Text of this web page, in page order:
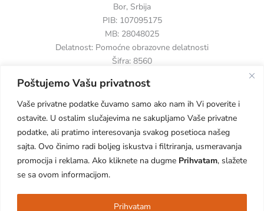
Poštujemo Vašu privatnost
Vaše privatne podatke čuvamo samo ako nam ih Vi poverite i
ostavite. U ostalim slučajevima ne sakupljamo Vaše privatne
podatke, ali pratimo interesovanja svakog posetioca našeg
sajta. Ovo činimo radi boljeg iskustva i filtriranja, usmeravanja
promocija i reklama. Ako kliknete na dugme Prihvatam, slažete
se sa ovom informacijom.
Prihvatam
Bor, Srbija
PIB: 107095175
MB: 28048025
Delatnost: Pomoćne obrazovne delatnosti
Šifra: 8560
Copyright © 2026 Mravsi. Powered by Mravsi.